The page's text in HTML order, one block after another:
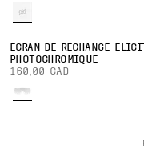
ÉCRAN DE RECHANGE ELICIT
PHOTOCHROMIQUE
160,00 CAD